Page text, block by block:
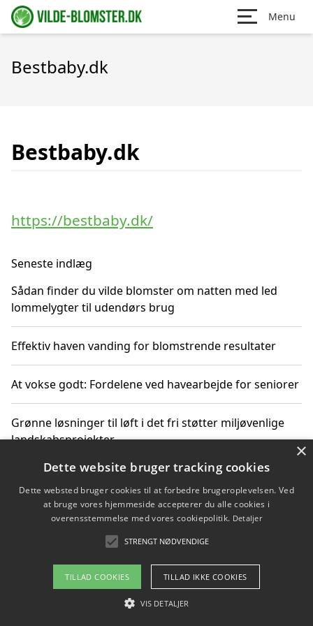
Menu
Bestbaby.dk
Bestbaby.dk
https://bestbaby.dk/
Seneste indlæg
Sådan finder du vilde blomster om natten med led
lommelygter til udendørs brug
Effektiv haven vanding for blomstrende resultater
At vokse godt: Fordelene ved havearbejde for seniorer
Grønne løsninger til løft i det fri støtter miljøvenlige
landskabsprojekter
Gør haven til et frirum for familien og naturen
Copyright 2026 - Pilanto Aps
Om / kontakt
Blog Betingelser
×
Dette website bruger tracking cookies
Dette websted bruger cookies til at forbedre brugeroplevelsen. Ved
at bruge vores hjemmeside accepterer du alle cookies i
overensstemmelse med vores cookiepolitik. Detaljer
STRENGT NØDVENDIGE
TILLAD COOKIES TILLAD IKKE COOKIES
VIS DETALJER